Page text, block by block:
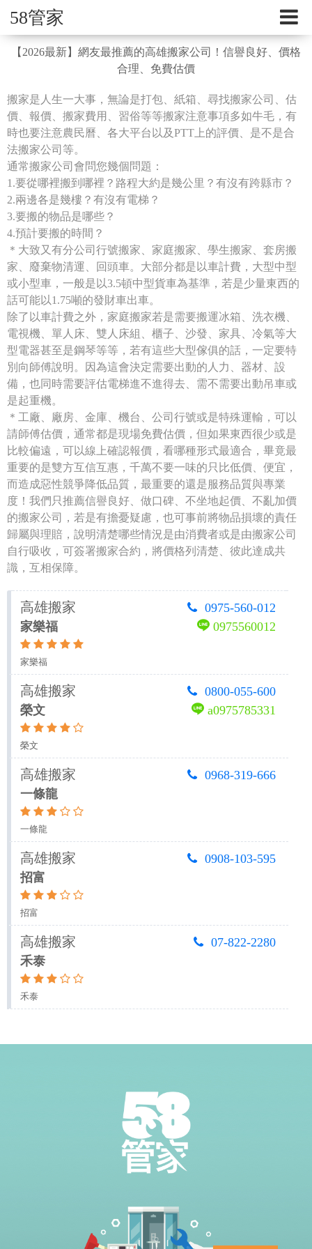
58管家
【2026最新】網友最推薦的高雄搬家公司！信譽良好、價格
合理、免費估價
搬家是人生一大事，無論是打包、紙箱、尋找搬家公司、估
價、報價、搬家費用、習俗等等搬家注意事項多如牛毛，有
時也要注意農民曆、各大平台以及PTT上的評價、是不是合
法搬家公司等。
通常搬家公司會問您幾個問題：
1.要從哪裡搬到哪裡？路程大約是幾公里？有沒有跨縣市？
2.兩邊各是幾樓？有沒有電梯？
3.要搬的物品是哪些？
4.預計要搬的時間？
＊大致又有分公司行號搬家、家庭搬家、學生搬家、套房搬
家、廢棄物清運、回頭車。大部分都是以車計費，大型中型
或小型車，一般是以3.5頓中型貨車為基準，若是少量東西的
話可能以1.75噸的發財車出車。
除了以車計費之外，家庭搬家若是需要搬運冰箱、洗衣機、
電視機、單人床、雙人床組、櫃子、沙發、家具、冷氣等大
型電器甚至是鋼琴等等，若有這些大型傢俱的話，一定要特
別向師傅說明。因為這會決定需要出動的人力、器材、設
備，也同時需要評估電梯進不進得去、需不需要出動吊車或
是起重機。
＊工廠、廠房、金庫、機台、公司行號或是特殊運輸，可以
請師傅估價，通常都是現場免費估價，但如果東西很少或是
比較偏遠，可以線上確認報價，看哪種形式最適合，畢竟最
重要的是雙方互信互惠，千萬不要一味的只比低價、便宜，
而造成惡性競爭降低品質，最重要的還是服務品質與專業
度！我們只推薦信譽良好、做口碑、不坐地起價、不亂加價
的搬家公司，若是有擔憂疑慮，也可事前將物品損壞的責任
歸屬與理賠，說明清楚哪些情況是由消費者或是由搬家公司
自行吸收，可簽署搬家合約，將價格列清楚、彼此達成共
識，互相保障。
高雄搬家
0975-560-012
家樂福
0975560012
家樂福
高雄搬家
0800-055-600
榮文
a0975785331
榮文
高雄搬家
0968-319-666
一條龍
一條龍
高雄搬家
0908-103-595
招富
招富
高雄搬家
07-822-2280
禾泰
禾泰